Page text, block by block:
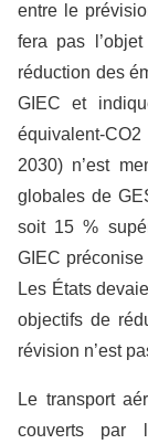
entre le
fera pas
réduction des
GIEC et
équivalent-
2030) n’est
globales de
soit 15 %
GIEC
Les États
objectifs de
révision n’est
Le transport
couverts par